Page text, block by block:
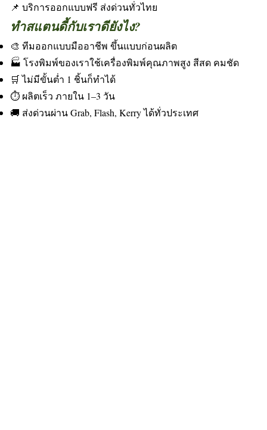
📌 บริการออกแบบฟรี ส่งด่วนทั่วไทย
ทำสแตนดี้กับเราดียังไง?
🎨 ทีมออกแบบมืออาชีพ ขึ้นแบบก่อนผลิต
🏭 โรงพิมพ์ของเราใช้เครื่องพิมพ์คุณภาพสูง สีสด คมชัด
🛒 ไม่มีขั้นต่ำ 1 ชิ้นก็ทำได้
⏱️ ผลิตเร็ว ภายใน 1–3 วัน
🚚 ส่งด่วนผ่าน Grab, Flash, Kerry ได้ทั่วประเทศ